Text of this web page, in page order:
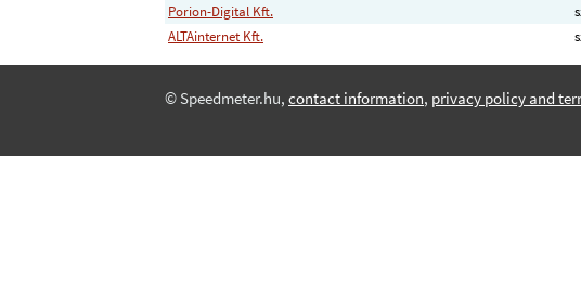
Porion-Digital Kft.
ALTAinternet Kft.
© Speedmeter.hu, contact information, privacy policy and